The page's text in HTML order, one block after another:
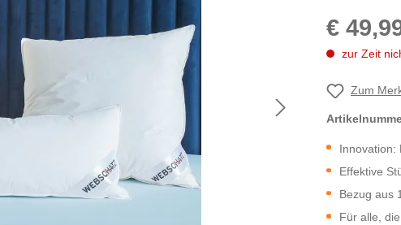
€
zur Zeit
Zum
Innovation:
Effektive
Bezug aus
Für alle,